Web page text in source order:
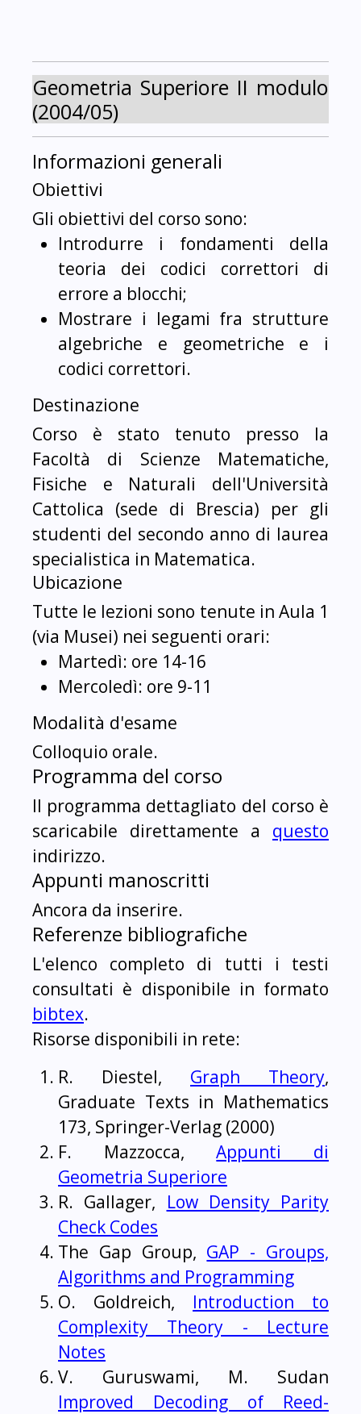
Geometria Superiore II modulo
(2004/05)
Informazioni generali
Obiettivi
Gli obiettivi del corso sono:
Introdurre i fondamenti della
teoria dei codici correttori di
errore a blocchi;
Mostrare i legami fra strutture
algebriche e geometriche e i
codici correttori.
Destinazione
Corso è stato tenuto presso la
Facoltà di Scienze Matematiche,
Fisiche e Naturali dell'Università
Cattolica (sede di Brescia) per gli
studenti del secondo anno di laurea
specialistica in Matematica.
Ubicazione
Tutte le lezioni sono tenute in Aula 1
(via Musei) nei seguenti orari:
Martedì: ore 14-16
Mercoledì: ore 9-11
Modalità d'esame
Colloquio orale.
Programma del corso
Il programma dettagliato del corso è
scaricabile direttamente a questo
indirizzo.
Appunti manoscritti
Ancora da inserire.
Referenze bibliografiche
L'elenco completo di tutti i testi
consultati è disponibile in formato
bibtex.
Risorse disponibili in rete:
R. Diestel, Graph Theory,
Graduate Texts in Mathematics
173, Springer-Verlag (2000)
F. Mazzocca,Appunti di
Geometria Superiore
R. Gallager, Low Density Parity
Check Codes
The Gap Group, GAP - Groups,
Algorithms and Programming
O. Goldreich, Introduction to
Complexity Theory - Lecture
Notes
V. Guruswami, M. Sudan
Improved Decoding of Reed-